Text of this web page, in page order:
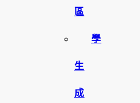
區
學
生
成